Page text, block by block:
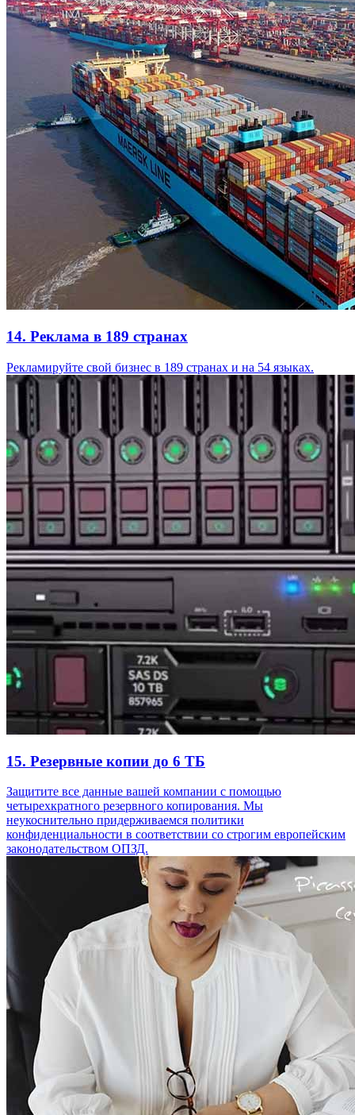
14. Реклама в 189 странах
Рекламируйте свой бизнес в 189 странах и на 54 языках.
15. Резервные копии до 6 ТБ
Защитите все данные вашей компании с помощью
четырехкратного резервного копирования. Мы
неукоснительно придерживаемся политики
конфиденциальности в соответствии со строгим европейским
законодательством ОПЗД.